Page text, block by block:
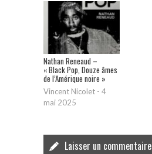
Nathan Reneaud –
« Black Pop, Douze âmes
de l’Amérique noire »
Vincent Nicolet - 4
mai 2025
Laisser un commentaire